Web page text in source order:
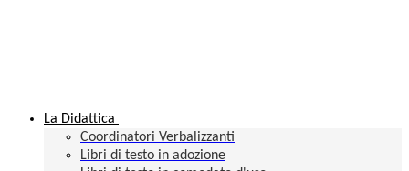
La Didattica
Coordinatori Verbalizzanti
Libri di testo in adozione